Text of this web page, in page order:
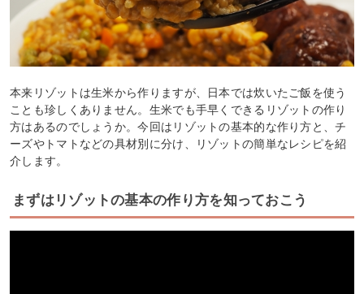
本来リゾットは生米から作りますが、日本では炊いたご飯を使う
ことも珍しくありません。生米でも手早くできるリゾットの作り
方はあるのでしょうか。今回はリゾットの基本的な作り方と、チ
ーズやトマトなどの具材別に分け、リゾットの簡単なレシピを紹
介します。
まずはリゾットの基本の作り方を知っておこう